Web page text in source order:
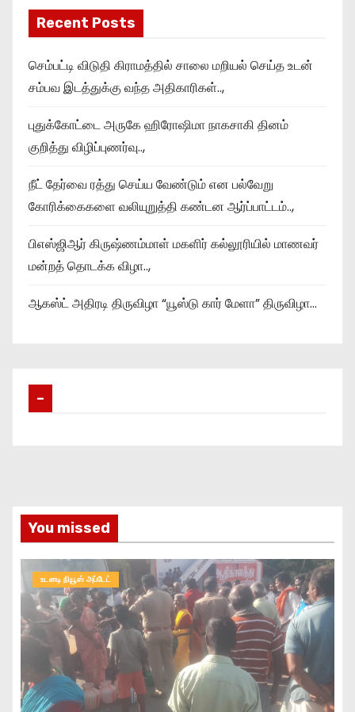
Recent Posts
செம்பட்டி விடுதி கிராமத்தில் சாலை மறியல் செய்த உடன்
சம்பவ இடத்துக்கு வந்த அதிகாரிகள்..,
புதுக்கோட்டை அருகே ஹிரோஷிமா நாகசாகி தினம்
குறித்து விழிப்புணர்வு..,
நீட் தேர்வை ரத்து செய்ய வேண்டும் என பல்வேறு
கோரிக்கைகளை வலியுறுத்தி கண்டன ஆர்ப்பாட்டம்..,
பிஎஸ்ஜிஆர் கிருஷ்ணம்மாள் மகளிர் கல்லூரியில் மாணவர்
மன்றத் தொடக்க விழா..,
ஆகஸ்ட் அதிரடி திருவிழா “யூஸ்டு கார் மேளா” திருவிழா…
–
You missed
உடனடி நியூஸ் அப்டேட்